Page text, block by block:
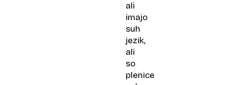
ali
imajo
suh
jezik,
ali
so
plenice